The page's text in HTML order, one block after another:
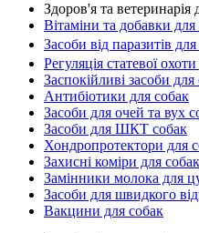
Здоров'я та ветеринарія
Вітаміни та добавки для
Засоби від паразитів
Регуляція статевої
Заспокійливі засоби для
Антибіотики для собак
Засоби для очей та вух
Засоби для ШКТ собак
Хондропротектори для
Захисні коміри для собак
Замінники молока для
Засоби для швидкого
Вакцини для собак